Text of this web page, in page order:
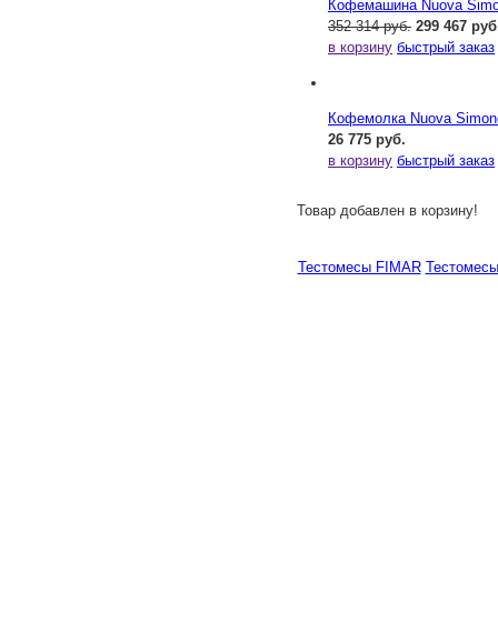
Кофемашина Nuova
352 314 руб. 299 467
в корзину быстрый заказ
Кофемолка Nuova
26 775 руб.
в корзину быстрый заказ
Товар добавлен в корзину!
Тестомесы FIMAR